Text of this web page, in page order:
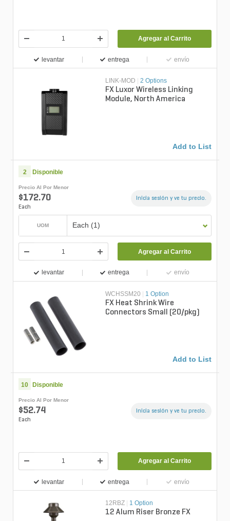
Agregar al Carrito
levantar entrega envío
LINK-MOD 2 Options
FX Luxor Wireless Linking
Module, North America
Add to List
2 Disponible
Precio Al Por Menor
$172.70
Each
Inicia sesión y ve tu precio.
UOM Each (1)
Agregar al Carrito
levantar entrega envío
WCHSSM20 | 1 Option
FX Heat Shrink Wire
Connectors Small (20/pkg)
Add to List
10 Disponible
Precio Al Por Menor
$52.74
Each
Inicia sesión y ve tu precio.
Agregar al Carrito
levantar entrega envío
12RBZ 1 Option
12 Alum Riser Bronze FX